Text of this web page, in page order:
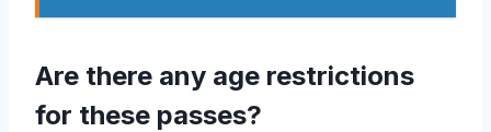
Are there any age restrictions
for these passes?